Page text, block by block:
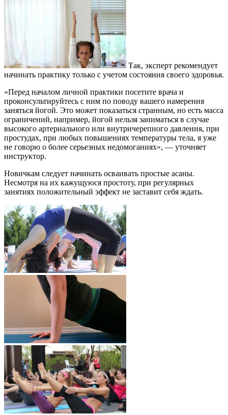
Так, эксперт рекомендует
начинать практику только с учетом состояния своего здоровья.
«Перед началом личной практики посетите врача и
проконсультируйтесь с ним по поводу вашего намерения
заняться йогой. Это может показаться странным, но есть масса
ограничений, например, йогой нельзя заниматься в случае
высокого артериального или внутричерепного давления, при
простудах, при любых повышениях температуры тела, я уже
не говорю о более серьезных недомоганиях», — уточняет
инструктор.
Новичкам следует начинать осваивать простые асаны.
Несмотря на их кажущуюся простоту, при регулярных
занятиях положительный эффект не заставит себя ждать.